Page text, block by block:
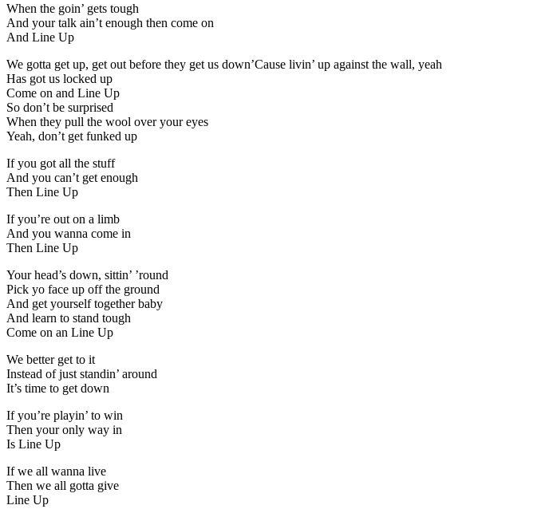
When the goin’ gets tough
And your talk ain’t enough then come on
And Line Up
We gotta get up, get out before they get us down’Cause livin’ up against the wall, yeah
Has got us locked up
Come on and Line Up
So don’t be surprised
When they pull the wool over your eyes
Yeah, don’t get funked up
If you got all the stuff
And you can’t get enough
Then Line Up
If you’re out on a limb
And you wanna come in
Then Line Up
Your head’s down, sittin’ ’round
Pick yo face up off the ground
And get yourself together baby
And learn to stand tough
Come on an Line Up
We better get to it
Instead of just standin’ around
It’s time to get down
If you’re playin’ to win
Then your only way in
Is Line Up
If we all wanna live
Then we all gotta give
Line Up